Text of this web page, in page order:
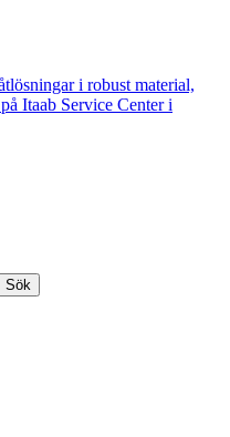
i robust material,
Itaab Service Center i